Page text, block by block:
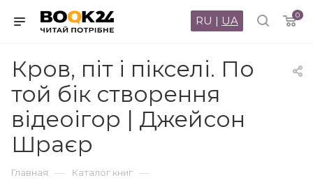
0
RU | UA
Кров, піт і пікселі. По
той бік створення
відеоігор | Джейсон
Шраєр
Главная — Каталог книг —